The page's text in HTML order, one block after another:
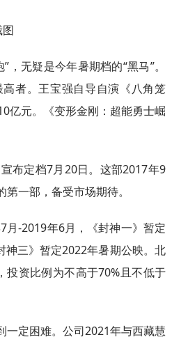
无疑是今年暑期档的“黑马”。
者。王宝强自导自演《八角笼
亿元。《变形金刚：超能勇士崛
布定档7月20日。这部2017年9
一部，备受市场期待。
月-2019年6月，《封神一》暂定
三》暂定2022年暑期公映。北
资比例为不高于70%且不低于
一定困难。公司2021年与西藏慧